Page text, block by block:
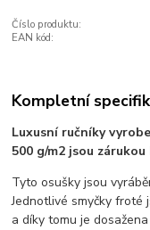
Číslo produktu:
EAN kód:
Kompletní
Luxusní ručníky
500 g/m2 jsou
Tyto osušky jsou
Jednotlivé smyčky
a díky tomu je